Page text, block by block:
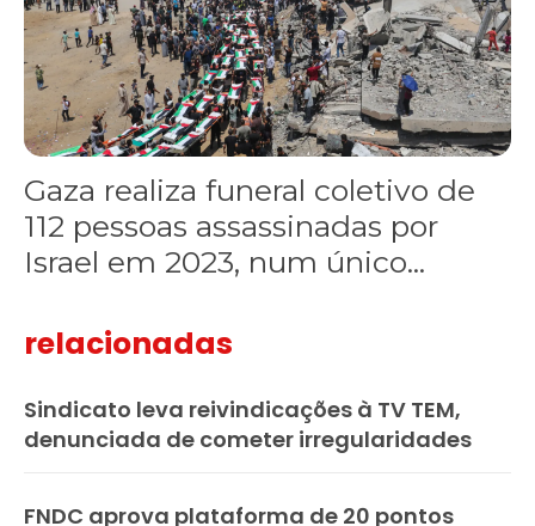
Gaza realiza funeral coletivo de
112 pessoas assassinadas por
Israel em 2023, num único...
relacionadas
Sindicato leva reivindicações à TV TEM,
denunciada de cometer irregularidades
FNDC aprova plataforma de 20 pontos